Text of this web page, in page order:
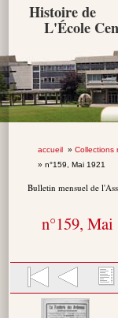
Histoire de
L'École
accueil» Collections
» n°159, Mai 1921
Bulletin mensuel de
n°159, Mai